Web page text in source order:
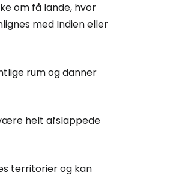
om få lande, hvor
med Indien eller
rum og danner
helt afslappede
territorier og kan